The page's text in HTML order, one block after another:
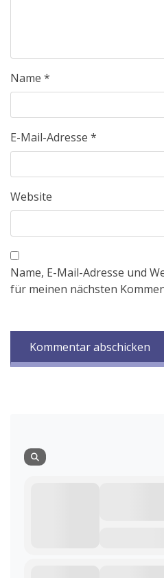
Name *
E-Mail-Adresse *
Website
Name, E-Mail-Adresse und
für meinen nächsten